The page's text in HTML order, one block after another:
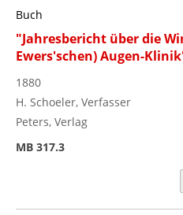
Buch
"Jahresbericht über die
Ewers'schen) Augen-
1880
H. Schoeler, Verfasser
Peters, Verlag
MB 317.3